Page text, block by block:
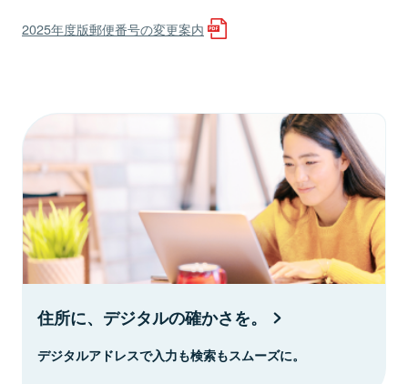
2025年度版郵便番号の変更案内
住所に、デジタルの確かさを。
デジタルアドレスで入力も検索もスムーズに。